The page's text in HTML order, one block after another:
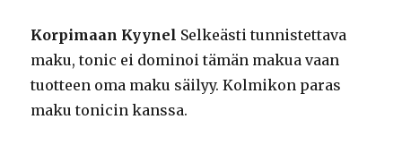
Korpimaan Kyynel Selkeästi tunnistettava
maku, tonic ei dominoi tämän makua vaan
tuotteen oma maku säilyy. Kolmikon paras
maku tonicin kanssa.